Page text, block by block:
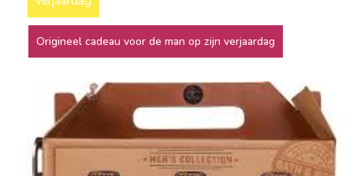
Origineel cadeau voor de man op zijn verjaardag